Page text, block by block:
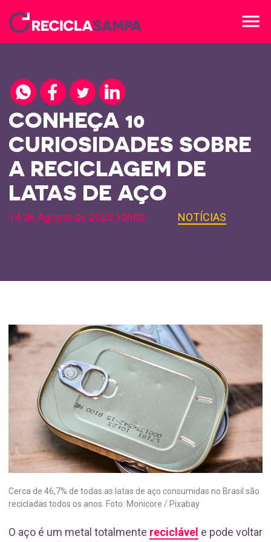
menu
CONHEÇA 10
CURIOSIDADES SOBRE
A RECICLAGEM DE
LATAS DE AÇO
14 de Agosto de 2020,10h00 NOTÍCIAS
Cerca de 46,7% de todas as latas de aço consumidas no Brasil são
recicladas todos os anos. Foto: Monicore / Pixabay
O aço é um metal totalmente reciclável e pode voltar